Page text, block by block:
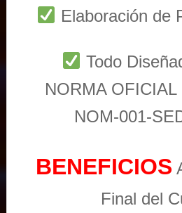
Elaboración de
Todo
NORMA
NOM-001-
BENEFICIOS
Final del